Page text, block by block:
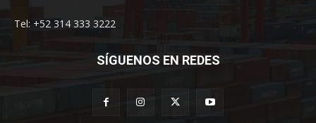
Tel: +52 314 333 3222
SÍGUENOS EN REDES